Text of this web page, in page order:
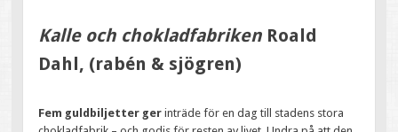
Kalle och chokladfabriken Roald
Dahl, (rabén & sjögren)
Fem guldbiljetter ger inträde för en dag till stadens stora